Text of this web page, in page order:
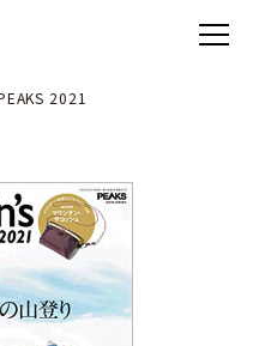
2021